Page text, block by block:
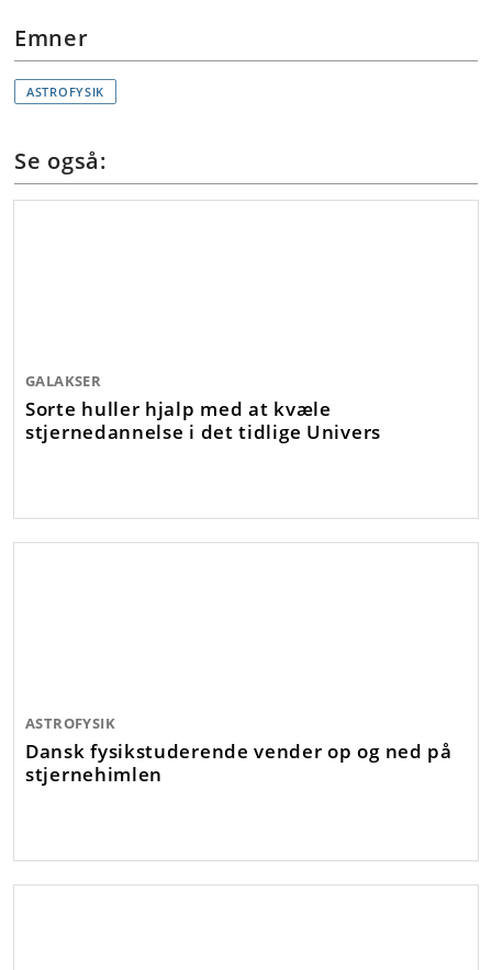
Emner
ASTROFYSIK
Se også:
GALAKSER
Sorte huller hjalp med at kvæle
stjernedannelse i det tidlige Univers
ASTROFYSIK
Dansk fysikstuderende vender op og ned på
stjernehimlen